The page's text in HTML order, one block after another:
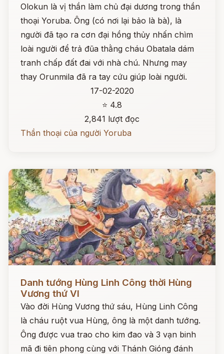
Olokun là vị thần làm chủ đại dương trong thần
thoại Yoruba. Ông (có nơi lại bảo là bà), là
người đã tạo ra cơn đại hồng thủy nhấn chìm
loài người để trả đũa thằng cháu Obatala dám
tranh chấp đất đai với nhà chú. Nhưng may
thay Orunmila đã ra tay cứu giúp loài người.
17-02-2020
⭐ 4.8
2,841 lượt đọc
Thần thoại của người Yoruba
Danh tướng Hùng Linh Công thời Hùng
Vương thứ VI
Vào đời Hùng Vương thứ sáu, Hùng Linh Công
là cháu ruột vua Hùng, ông là một danh tướng.
Ông được vua trao cho kim đao và 3 vạn binh
mã đi tiên phong cùng với Thánh Gióng đánh